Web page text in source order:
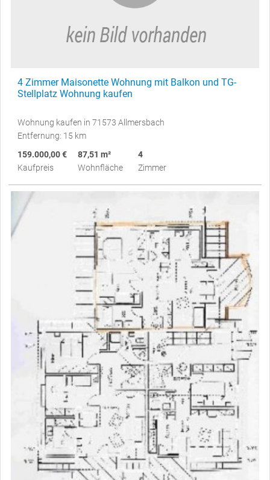
4 Zimmer Maisonette Wohnung mit Balkon und TG-
Stellplatz Wohnung kaufen
Wohnung kaufen in 71573 Allmersbach
Entfernung: 15 km
159.000,00 €
Kaufpreis
87,51 m²
Wohnfläche
4
Zimmer